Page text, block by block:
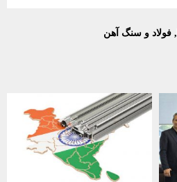
, فولاد و سنگ آهن